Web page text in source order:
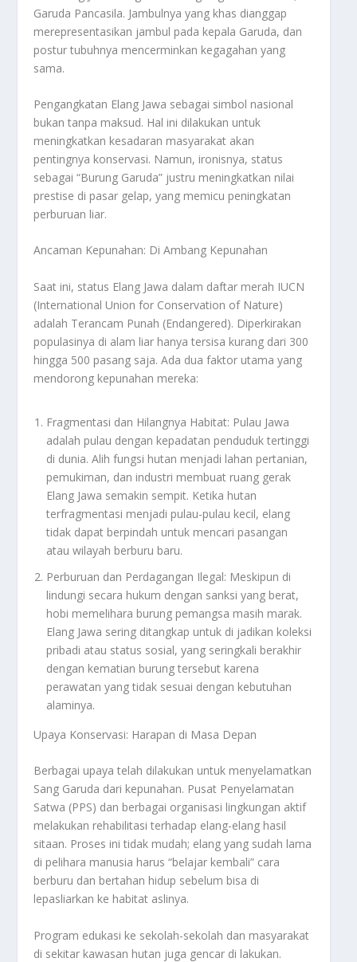
Garuda Pancasila. Jambulnya yang khas dianggap
merepresentasikan jambul pada kepala Garuda, dan
postur tubuhnya mencerminkan kegagahan yang
sama.
Pengangkatan Elang Jawa sebagai simbol nasional
bukan tanpa maksud. Hal ini dilakukan untuk
meningkatkan kesadaran masyarakat akan
pentingnya konservasi. Namun, ironisnya, status
sebagai “Burung Garuda” justru meningkatkan nilai
prestise di pasar gelap, yang memicu peningkatan
perburuan liar.
Ancaman Kepunahan: Di Ambang Kepunahan
Saat ini, status Elang Jawa dalam daftar merah IUCN
(International Union for Conservation of Nature)
adalah Terancam Punah (Endangered). Diperkirakan
populasinya di alam liar hanya tersisa kurang dari 300
hingga 500 pasang saja. Ada dua faktor utama yang
mendorong kepunahan mereka:
Fragmentasi dan Hilangnya Habitat: Pulau Jawa
adalah pulau dengan kepadatan penduduk tertinggi
di dunia. Alih fungsi hutan menjadi lahan pertanian,
pemukiman, dan industri membuat ruang gerak
Elang Jawa semakin sempit. Ketika hutan
terfragmentasi menjadi pulau-pulau kecil, elang
tidak dapat berpindah untuk mencari pasangan
atau wilayah berburu baru.
Perburuan dan Perdagangan Ilegal: Meskipun di
lindungi secara hukum dengan sanksi yang berat,
hobi memelihara burung pemangsa masih marak.
Elang Jawa sering ditangkap untuk di jadikan koleksi
pribadi atau status sosial, yang seringkali berakhir
dengan kematian burung tersebut karena
perawatan yang tidak sesuai dengan kebutuhan
alaminya.
Upaya Konservasi: Harapan di Masa Depan
Berbagai upaya telah dilakukan untuk menyelamatkan
Sang Garuda dari kepunahan. Pusat Penyelamatan
Satwa (PPS) dan berbagai organisasi lingkungan aktif
melakukan rehabilitasi terhadap elang-elang hasil
sitaan. Proses ini tidak mudah; elang yang sudah lama
di pelihara manusia harus “belajar kembali” cara
berburu dan bertahan hidup sebelum bisa di
lepasliarkan ke habitat aslinya.
Program edukasi ke sekolah-sekolah dan masyarakat
di sekitar kawasan hutan juga gencar di lakukan.